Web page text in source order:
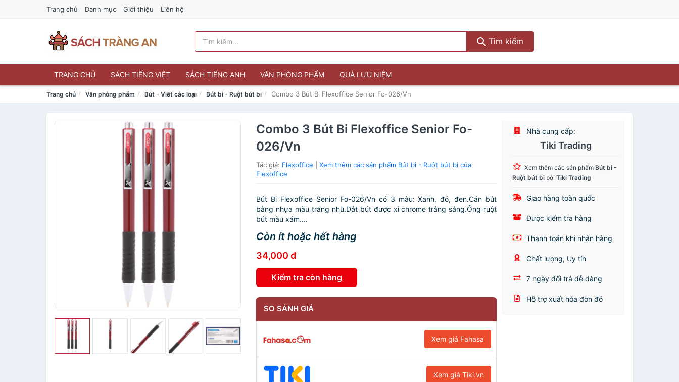
Trang chủ Danh mục Giới thiệu Liên hệ
Tìm kiếm
TRANG CHỦ SÁCH TIẾNG VIỆT SÁCH TIẾNG ANH VĂN PHÒNG PHẨM QUÀ LƯU NIỆM
Trang chủ Văn phòng phẩm Bút - Viết các loại Bút bi - Ruột bút bi Combo 3 Bút Bi Flexoffice Senior Fo-026/Vn
Combo 3 Bút Bi Flexoffice Senior Fo-
026/Vn
Tác giả: Flexoffice |Xem thêm các sản phẩm Bút bi - Ruột bút bi của
Flexoffice
Bút Bi Flexoffice Senior Fo-026/Vn có 3 màu: Xanh, đỏ, đen.Cán bút
bằng nhựa màu trắng nhũ.Dắt bút được xi chrome trắng sáng.Ống ruột
bút màu xám....
Còn ít hoặc hết hàng
34,000 đ
Kiểm tra còn hàng
SO SÁNH GIÁ
Xem giá Fahasa
Xem giá Tiki.vn
Nhà cung cấp:
Tiki Trading
Xem thêm các sản phẩmBút bi -
Ruột bút bi bởiTiki Trading
Giao hàng toàn quốc
Được kiểm tra hàng
Thanh toán khi nhận hàng
Chất lượng, Uy tín
7 ngày đổi trả dễ dàng
Hỗ trợ xuất hóa đơn đỏ